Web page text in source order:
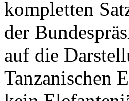
kompletten
der
auf die
Tanzanischen